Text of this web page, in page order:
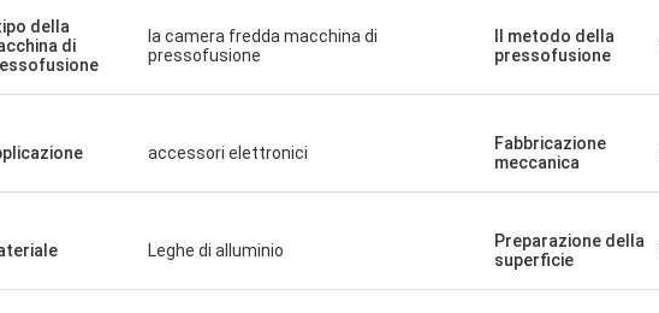
tipo della
di
la camera fredda macchina di
pressofusione
Il metodo della
pressofusione
accessori elettronici
Fabbricazione
meccanica
Leghe di alluminio
Preparazione della
superficie